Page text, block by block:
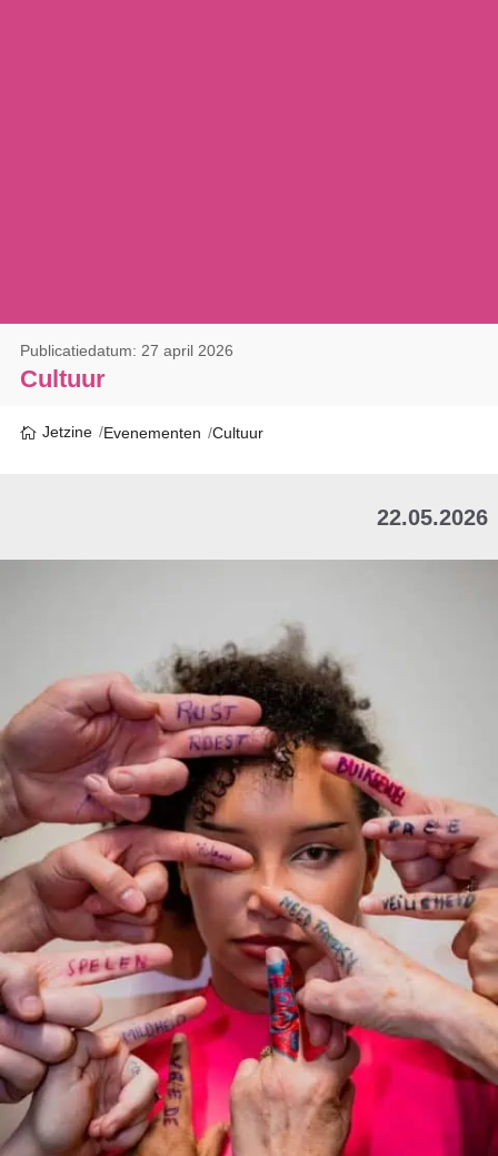
Cultuur
Publicatiedatum: 27 april 2026
Jetzine Evenementen Cultuur
22.05.2026